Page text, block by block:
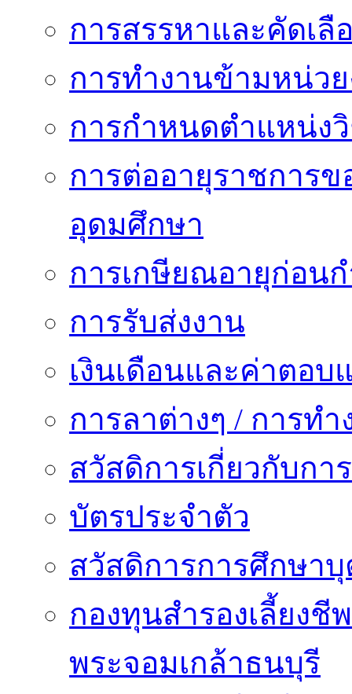
การสรรหาและคัดเลื
การทำงานข้ามหน่ว
การกำหนดตำแหน่ง
การต่ออายุราชการ
อุดมศึกษา
การเกษียณอายุก่อน
การรับส่งงาน
เงินเดือนและค่าตอบ
การลาต่างๆ / การทำ
สวัสดิการเกี่ยวกับกา
บัตรประจำตัว
สวัสดิการการศึกษาบุ
กองทุนสำรองเลี้ยง
พระจอมเกล้าธนบุรี